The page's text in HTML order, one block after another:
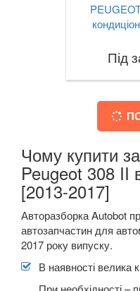
Під
Чому купити
Peugeot 308 II
[2013-2017]
Авторазборка Autobot
автозапчастин для
2017 року випуску.
В наявності велика